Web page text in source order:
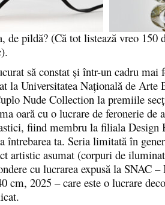
de pildă? (Că tot listează vreo 150
să constat și într-un cadru mai
la Universitatea Națională de Arte
Nude Collection la premiile
oară cu o lucrare de feronerie de
fiind membru la filiala Design
întrebarea ta. Seria limitată în
artistic asumat (corpuri de
cu lucrarea expusă la SNAC
cm, 2025 – care este o lucrare